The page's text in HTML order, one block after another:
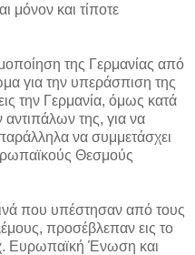
μόνον και τίποτε
της Γερμανίας από
για την υπεράσπιση της
την Γερμανία, όμως κατά
της, για να
να συμμετάσχει
Θεσμούς
που υπέστησαν από τους
προσέβλεπαν εις το
Ευρωπαϊκή Ένωση και